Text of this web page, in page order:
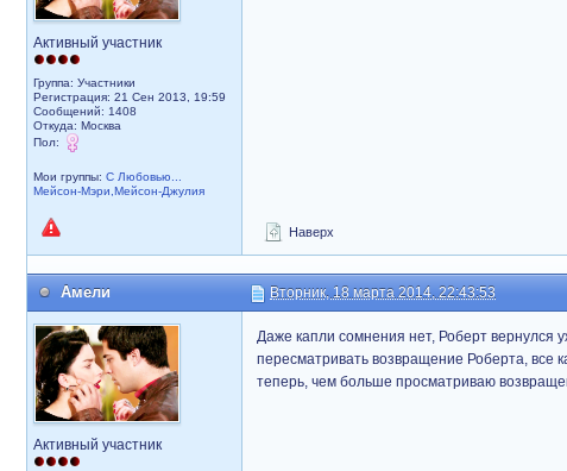
Активный участник
Группа: Участники
Регистрация: 21 Сен 2013, 19:59
Сообщений: 1408
Откуда: Москва
Пол:
Мои группы: С Любовью...
Мейсон-Мэри,Мейсон-Джулия
Наверх
Амели Вторник, 18 марта 2014, 22:43:53
Активный участник
Даже капли сомнения нет, Роберт вернулся
пересматривать возвращение Роберта, все
теперь, чем больше просматриваю